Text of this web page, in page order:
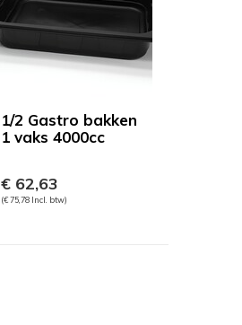
1/2 Gastro bakken
1 vaks 4000cc
€ 62,63
(€ 75,78 Incl. btw)